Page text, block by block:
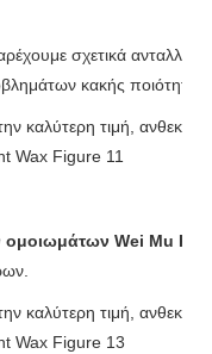
σχετικά
κακής ποιότητας.
ομοιωμάτων Wei Mu Kai